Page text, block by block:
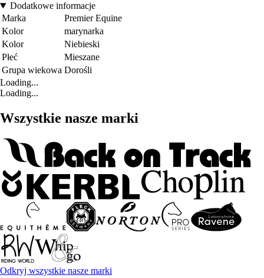
Dodatkowe informacje
Marka
Premier Equine
Kolor
marynarka
Kolor
Niebieski
Płeć
Mieszane
Grupa wiekowa Dorośli
Loading...
Loading...
Wszystkie nasze marki
Odkryj wszystkie nasze marki